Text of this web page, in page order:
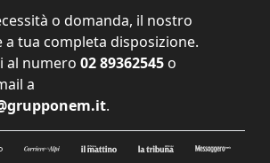
o domanda, il nostro
a tua completa disposizione.
al numero 02 89362545 o
a
.